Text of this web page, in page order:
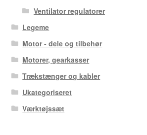
Ventilator regulatorer
Legeme
Motor - dele og tilbehør
Motorer, gearkasser
Trækstænger og kabler
Ukategoriseret
Værktøjssæt